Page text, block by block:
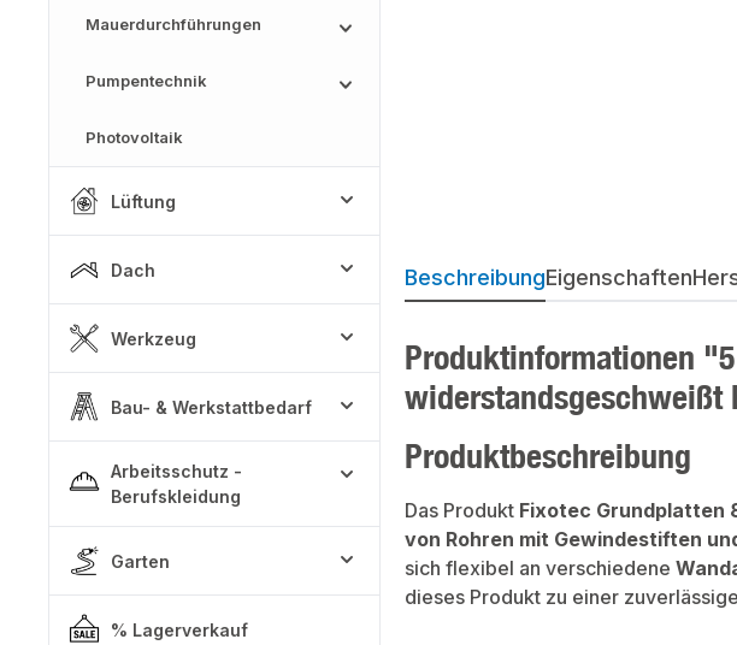
Mauerdurchführungen
Pumpentechnik
Photovoltaik
Lüftung
Dach
Werkzeug
Bau- & Werkstattbedarf
Arbeitsschutz -
Berufskleidung
Garten
% Lagerverkauf
BeschreibungEigenschaften
Produktinformationen
widerstandsgeschweißt
Produktbeschreibung
Das Produkt Fixotec Grundplatten
von Rohren mit Gewindestiften
sich flexibel an verschiedene
dieses Produkt zu einer